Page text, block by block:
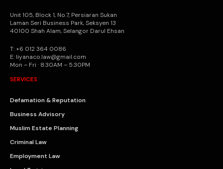
Unit 105, Block 1, No.7, Persiaran Sukan
Laman Seri Business Park, Seksyen 13
40100 Shah Alam, Selangor Darul Ehsan
T: +6 012 364 0086
E: liyanaco.law@gmail.com
Mon – Fri · 8:30AM – 5:30PM
SERVICES
Defamation & Reputation
Business Advisory
Muslim Estate Planning
Criminal Law
Employment Law